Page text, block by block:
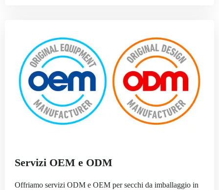
Servizi OEM e ODM
Offriamo servizi ODM e OEM per secchi da imballaggio in